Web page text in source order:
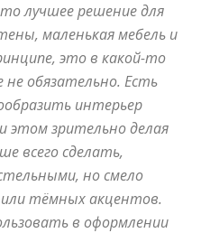
лучшее решение для
маленькая мебель и
это в какой-то
не обязательно. Есть
интерьер
этом зрительно делая
всего сделать,
но смело
или тёмных акцентов.
в оформлении